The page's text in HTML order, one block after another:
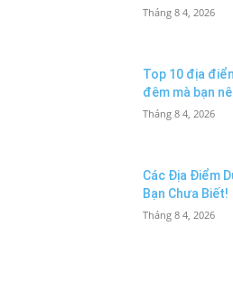
Tháng 8 4, 2026
Top 10 địa
đêm mà bạn
Tháng 8 4, 2026
Các Địa Điểm
Bạn Chưa Biết!
Tháng 8 4, 2026